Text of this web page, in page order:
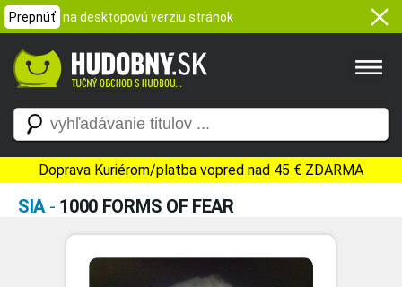
Prepnúť na desktopovú verziu stránok
Doprava Kuriérom/platba vopred nad 45 € ZDARMA
SIA- 1000 FORMS OF FEAR